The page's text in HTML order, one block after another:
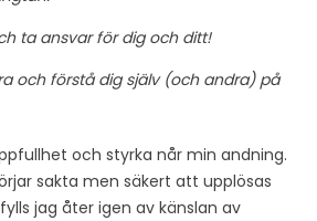
ta ansvar för dig och ditt!
och förstå dig själv (och andra) på
och styrka når min andning.
sakta men säkert att upplösas
jag åter igen av känslan av